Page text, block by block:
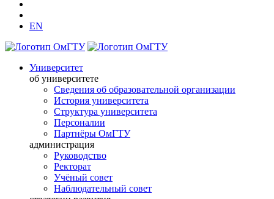
EN
Университет
об университете
Сведения об образовательной организации
История университета
Структура университета
Персоналии
Партнёры ОмГТУ
администрация
Руководство
Ректорат
Учёный совет
Наблюдательный совет